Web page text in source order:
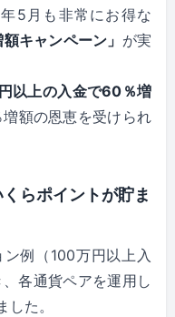
5月も非常にお得な
キャンペーン」 が実
以上の入金で60％増
額の恩恵を受けられ
らポイントが貯ま
例（100万円以上入
各通貨ペアを運用し
た。